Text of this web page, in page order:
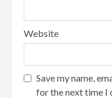
Website
Save my name,
for the next time I